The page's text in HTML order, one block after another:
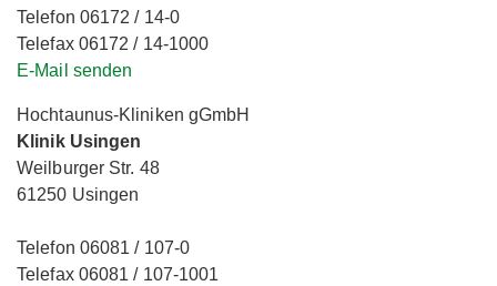
Telefon 06172 / 14-0
Telefax 06172 / 14-1000
E-Mail senden
Hochtaunus-Kliniken gGmbH
Klinik Usingen
Weilburger Str. 48
61250 Usingen
Telefon 06081 / 107-0
Telefax 06081 / 107-1001